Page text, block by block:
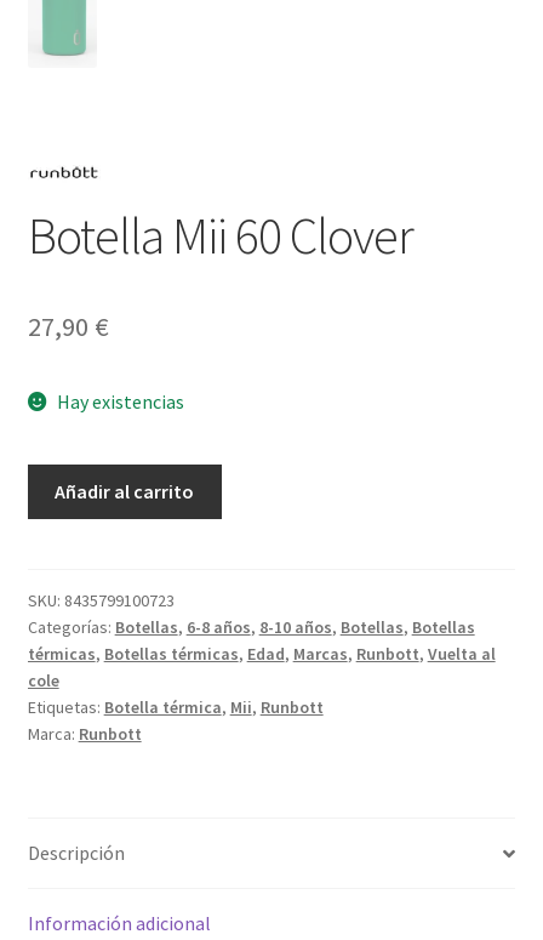
Botella Mii 60 Clover
27,90 €
Hay existencias
cantidad
Añadir al carrito
SKU: 8435799100723
Categorías: Botellas, 6-8 años, 8-10 años, Botellas, Botellas
térmicas, Botellas térmicas, Edad, Marcas, Runbott, Vuelta al
cole
Etiquetas: Botella térmica, Mii, Runbott
Marca: Runbott
Descripción
Información adicional